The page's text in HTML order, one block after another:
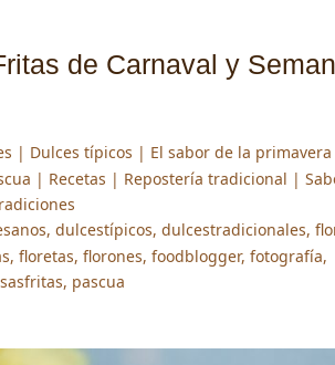
de Carnaval y
| Dulces típicos | El sabor de la primavera
| Recetas | Repostería tradicional |
,dulcestípicos,dulcestradicionales,
, floretas, florones, foodblogger, fotografía,
, pascua